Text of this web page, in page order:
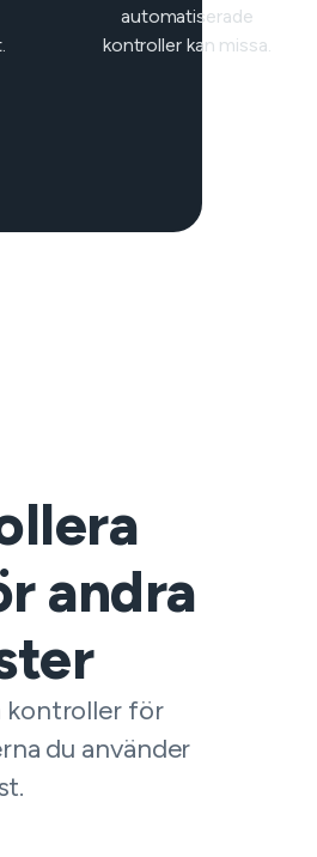
automatiserade
kontroller kan missa.
andra
kontroller för
du använder